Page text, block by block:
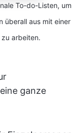
To-do-Listen, um
überall aus mit einer
arbeiten.
ganze